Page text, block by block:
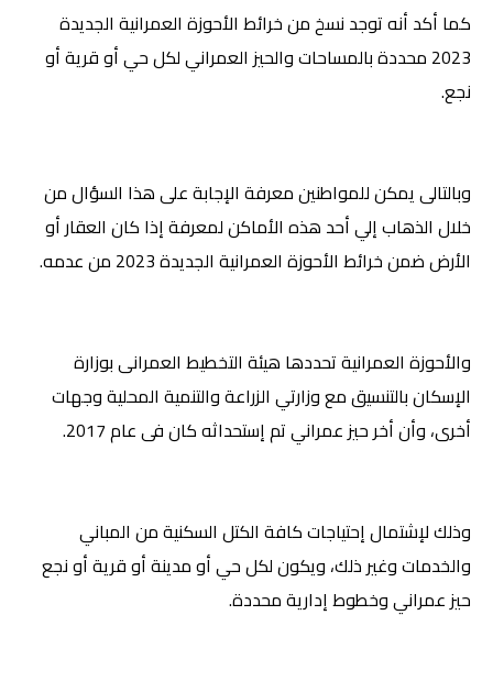
كما أكد أنه توجد نسخ من خرائط الأحوزة العمرانية الجديدة
2023 محددة بالمساحات والحيز العمراني لكل حي أو قرية أو
نجع.
وبالتالى يمكن للمواطنين معرفة الإجابة على هذا السؤال من
خلال الذهاب إلي أحد هذه الأماكن لمعرفة إذا كان العقار أو
الأرض ضمن خرائط الأحوزة العمرانية الجديدة 2023 من عدمه.
والأحوزة العمرانية تحددها هيئة التخطيط العمرانىبوزارة
الإسكان بالتنسيق مع وزارتي الزراعة والتنمية المحلية وجهات
أخرى، وأن أخر حيز عمراني تم إستحداثه كان فى عام 2017.
وذلك لإشتمال إحتياجات كافة الكتل السكنية من المباني
والخدمات وغير ذلك، ويكون لكل حي أو مدينة أو قرية أو نجع
حيز عمراني وخطوط إدارية محددة.